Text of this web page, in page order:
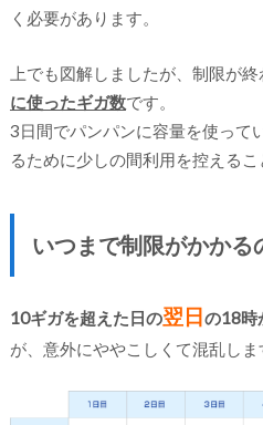
く必要があります。
上でも図解しましたが、制限が
に使ったギガ数です。
3日間でパンパンに容量を使って
るために少しの間利用を控えるこ
いつまで制限がかかる
10ギガを超えた日の翌日 の18時
が、意外にややこしくて混乱しま